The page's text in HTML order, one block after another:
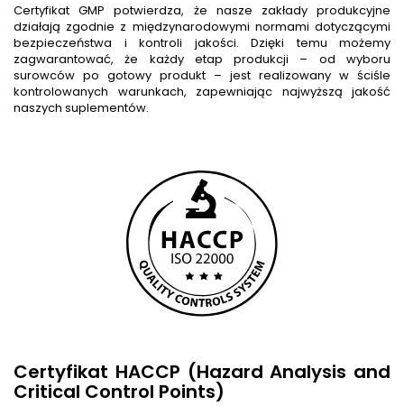
Certyfikat GMP potwierdza, że nasze zakłady produkcyjne
działają zgodnie z międzynarodowymi normami dotyczącymi
bezpieczeństwa i kontroli jakości. Dzięki temu możemy
zagwarantować, że każdy etap produkcji – od wyboru
surowców po gotowy produkt – jest realizowany w ściśle
kontrolowanych warunkach, zapewniając najwyższą jakość
naszych suplementów.
Certyfikat HACCP (Hazard Analysis and
Critical Control Points)